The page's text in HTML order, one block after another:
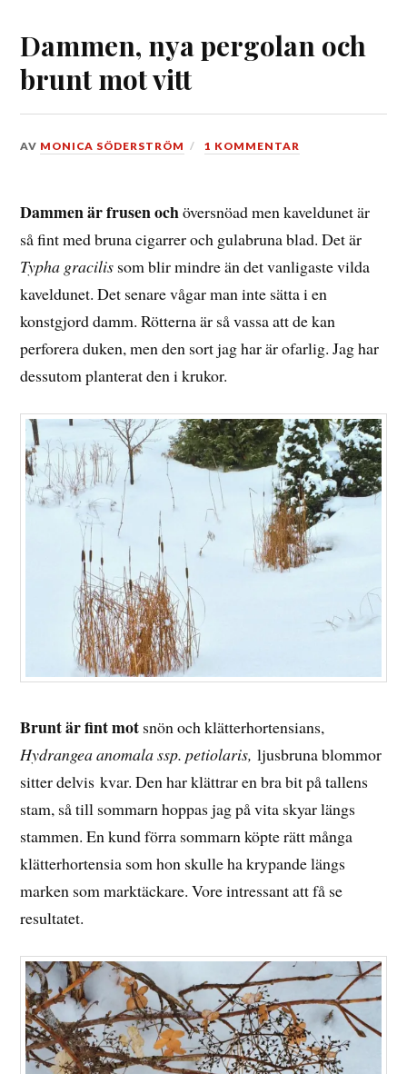
Dammen, nya pergolan och
brunt mot vitt
DEN
2016
AV MONICA SÖDERSTRÖM 1 KOMMENTAR
Dammen är frusen ochöversnöad men kaveldunet är
så fint med bruna cigarrer och gulabruna blad. Det är
Typha gracilis som blir mindre än det vanligaste vilda
kaveldunet. Det senare vågar man inte sätta i en
konstgjord damm. Rötterna är så vassa att de kan
perforera duken, men den sort jag har är ofarlig. Jag har
dessutom planterat den i krukor.
Brunt är fint mot snön och klätterhortensians,
Hydrangea anomala ssp. petiolaris, ljusbruna blommor
sitter delvis kvar. Den har klättrar en bra bit på tallens
stam, så till sommarn hoppas jag på vita skyar längs
stammen. En kund förra sommarn köpte rätt många
klätterhortensia som hon skulle ha krypande längs
marken som marktäckare. Vore intressant att få se
resultatet.